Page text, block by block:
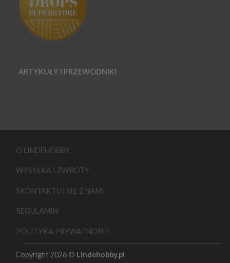
ARTYKUŁY I PRZEWODNIKI
O LINDEHOBBY
WYSYŁKA I ZWROTY
SKONTAKTUJ SIĘ Z NAMI
REGULAMIN
POLITYKA PRYWATNOŚCI
Copyright 2026 © Lindehobby.pl